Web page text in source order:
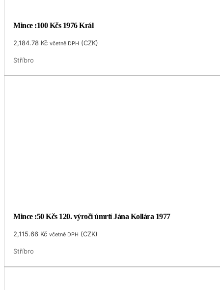
Mince :100 Kčs 1976 Král
2,184.78 Kč včetně DPH (CZK)
Stříbro
Mince :50 Kčs 120. výročí úmrtí Jána Kollára 1977
2,115.66 Kč včetně DPH (CZK)
Stříbro